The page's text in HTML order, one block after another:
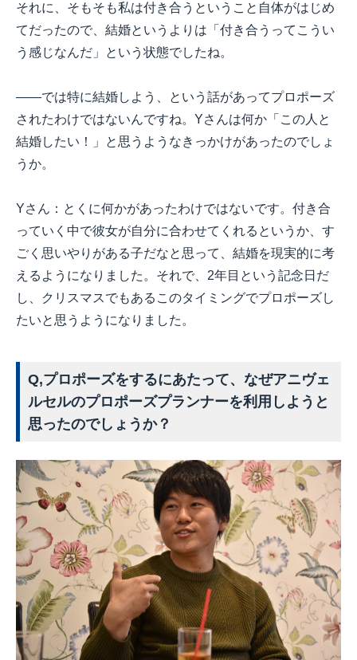
それに、そもそも私は付き合うということ自体がはじめ
てだったので、結婚というよりは「付き合うってこうい
う感じなんだ」という状態でしたね。
――では特に結婚しよう、という話があってプロポーズ
されたわけではないんですね。Yさんは何か「この人と
結婚したい！」と思うようなきっかけがあったのでしょ
うか。
Yさん：とくに何かがあったわけではないです。付き合
っていく中で彼女が自分に合わせてくれるというか、す
ごく思いやりがある子だなと思って、結婚を現実的に考
えるようになりました。それで、2年目という記念日だ
し、クリスマスでもあるこのタイミングでプロポーズし
たいと思うようになりました。
Q,プロポーズをするにあたって、なぜアニヴェ
ルセルのプロポーズプランナーを利用しようと
思ったのでしょうか？